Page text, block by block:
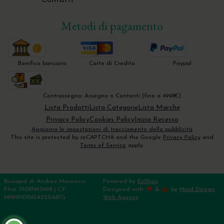
Metodi di pagamento
Bonifico bancario Carte di Credito Paypal
Contrassegno: Assegno o Contanti (fino a 4998€)
Lista Prodotti Lista CategorieLista Marche
Privacy PolicyCookies PolicyInizia Recesso
Aggiorna le impostazioni di tracciamento della pubblicità
This site is protected by reCAPTCHA and the Google Privacy Policy and
Terms of Service apply.
Bicuspid di Andrea Mannocci
P.Iva: 01087450498 | C.F.:
MNNNDR65A22G687G
Powered by EzShop
Designed with
& by Mind Design
Web Agency